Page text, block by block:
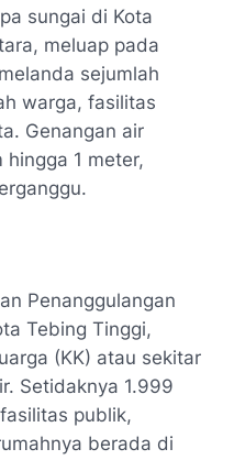
sungai di Kota
meluap pada
sejumlah
warga, fasilitas
Genangan air
hingga 1 meter,
Penanggulangan
Tebing Tinggi,
(KK) atau sekitar
Setidaknya 1.999
publik,
berada di